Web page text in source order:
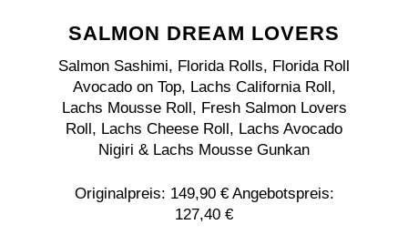
SALMON DREAM LOVERS
Salmon Sashimi, Florida Rolls, Florida Roll
Avocado on Top, Lachs California Roll,
Lachs Mousse Roll, Fresh Salmon Lovers
Roll, Lachs Cheese Roll, Lachs Avocado
Nigiri & Lachs Mousse Gunkan
Originalpreis: 149,90 € Angebotspreis:
127,40 €